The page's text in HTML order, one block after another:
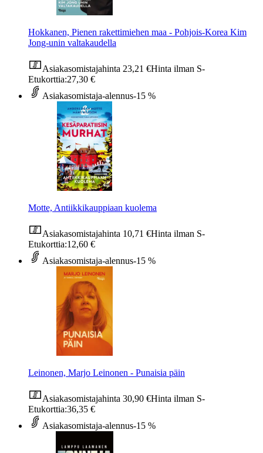
Hokkanen, Pienen rakettimiehen maa - Pohjois-Korea Kim
Jong-unin valtakaudella
Asiakasomistajahinta 23,21 €Hinta ilman S-
Etukorttia:27,30 €
Asiakasomistaja-alennus-15 %
Motte, Antiikkikauppiaan kuolema
Asiakasomistajahinta 10,71 €Hinta ilman S-
Etukorttia:12,60 €
Asiakasomistaja-alennus-15 %
Leinonen, Marjo Leinonen - Punaisia päin
Asiakasomistajahinta 30,90 €Hinta ilman S-
Etukorttia:36,35 €
Asiakasomistaja-alennus-15 %